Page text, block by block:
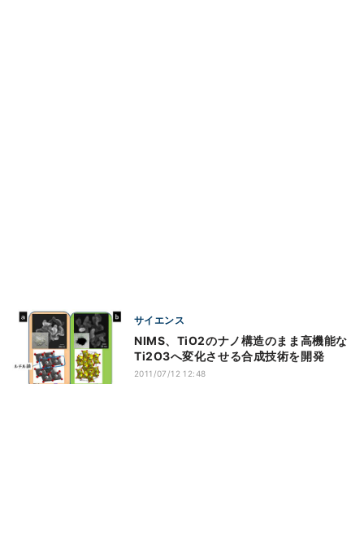
サイエンス
NIMS、TiO2のナノ構造のまま高機能な
Ti2O3へ変化させる合成技術を開発
2011/07/12 12:48